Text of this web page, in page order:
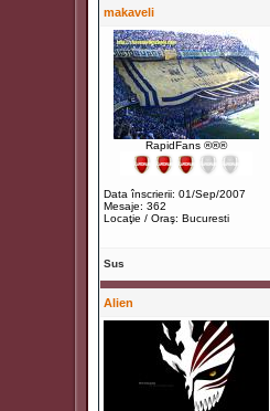
makaveli
RapidFans ®®®
Data înscrierii: 01/Sep/2007
Mesaje: 362
Locaţie / Oraş: Bucuresti
Sus
Alien